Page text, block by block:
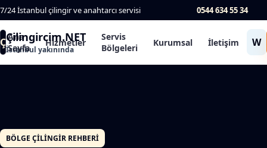
7/24 İstanbul çilingir ve anahtarcı servisi 0544 634 55 34
ÇÇilingircim.NET
İstanbul yakınında
Ana
Sayfa
Hizmetler
Servis
Bölgeleri
Kurumsal İletişim W
BÖLGE ÇILINGIR REHBERI